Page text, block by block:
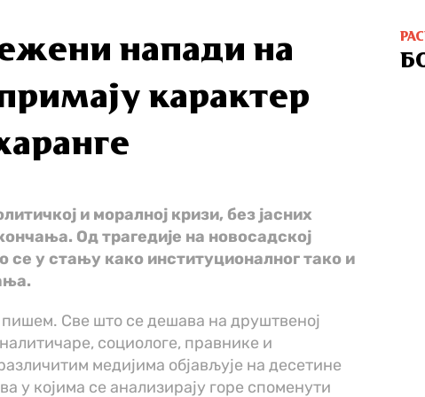
напади на
карактер
и моралној кризи, без јасних
Од трагедије на новосадској
се у стању како институционалног тако и
Све што се дешава на друштвеној
социологе, правнике и
медијима објављује на десетине
у којима се анализирају горе споменути